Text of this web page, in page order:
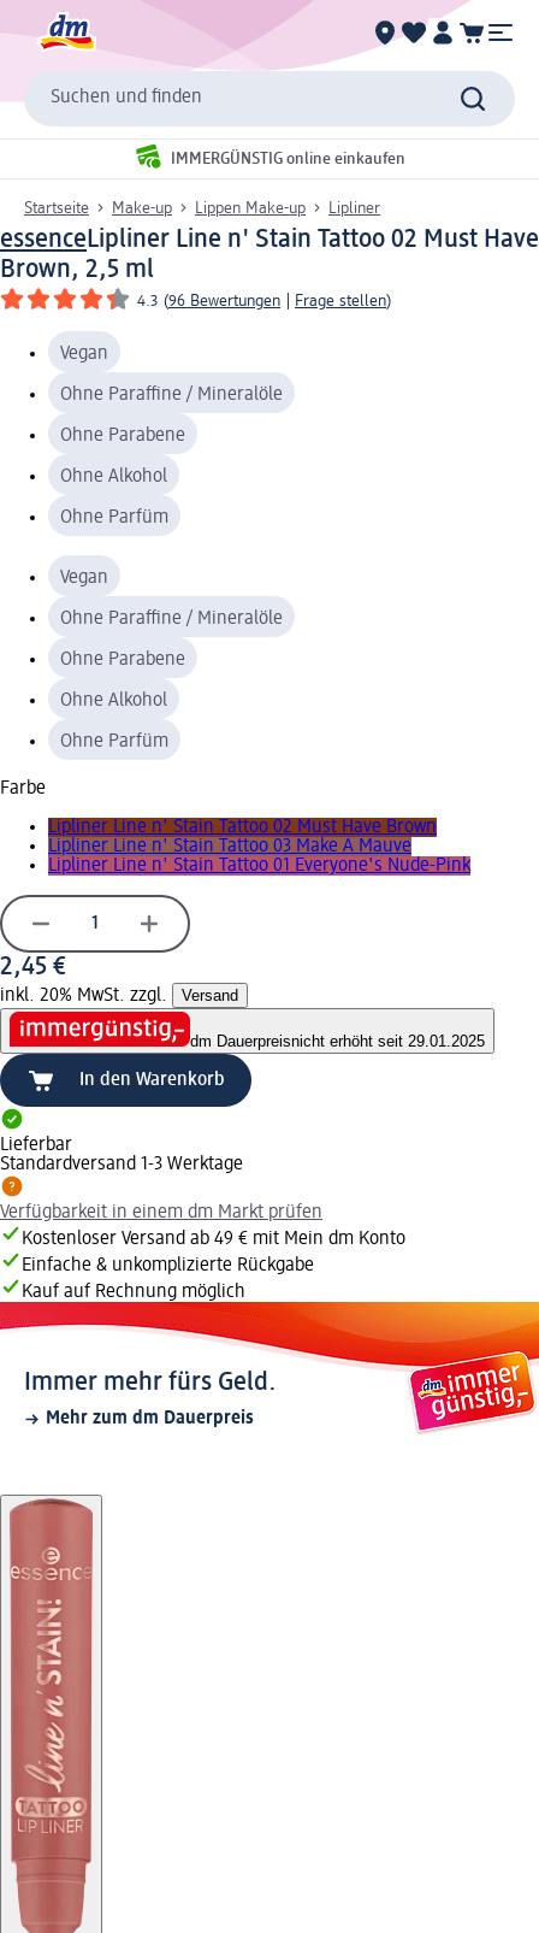
Suchen und finden
IMMERGÜNSTIG online einkaufen
Startseite Make-up Lippen Make-up Lipliner
essenceLipliner Line n' Stain Tattoo 02 Must Have
Brown, 2,5 ml
4.3 (96 Bewertungen Frage stellen)
Vegan
Ohne Paraffine / Mineralöle
Ohne Parabene
Ohne Alkohol
Ohne Parfüm
Vegan
Ohne Paraffine / Mineralöle
Ohne Parabene
Ohne Alkohol
Ohne Parfüm
Farbe
Lipliner Line n' Stain Tattoo 02 Must Have Brown
Lipliner Line n' Stain Tattoo 03 Make A Mauve
Lipliner Line n' Stain Tattoo 01 Everyone's Nude-Pink
2,45 €
inkl. 20% MwSt. zzgl. Versand
dm Dauerpreisnicht erhöht seit 29.01.2025
In den Warenkorb
Lieferbar
Standardversand 1-3 Werktage
Verfügbarkeit in einem dm Markt prüfen
Kostenloser Versand ab 49 € mit Mein dm Konto
Einfache & unkomplizierte Rückgabe
Kauf auf Rechnung möglich
Immer mehr fürs Geld.
Mehr zum dm Dauerpreis